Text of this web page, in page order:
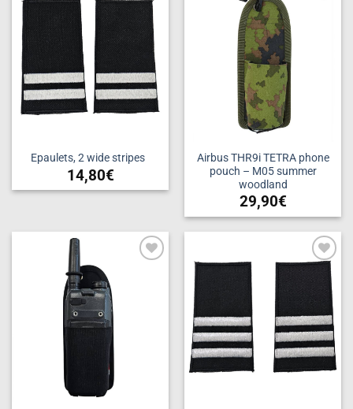
Add to
wishlist
Epaulets, 2 wide stripes
14,80€
Airbus THR9i TETRA phone
pouch – M05 summer
woodland
29,90€
Add to
wishlist